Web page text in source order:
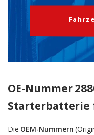
OE-Nummer
Starterbatterie
Die OEM-Nummern